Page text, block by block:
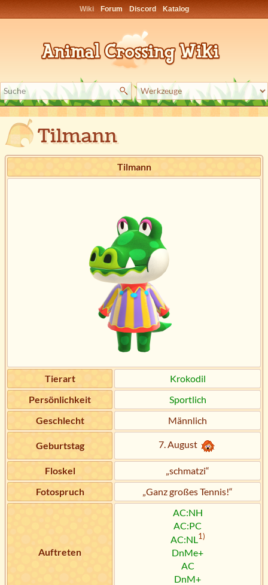
Wiki Forum Discord Katalog
Tilmann
Tilmann
Tierart
Krokodil
Persönlichkeit
Sportlich
Geschlecht
Männlich
Geburtstag 7. August
Floskel
„schmatzi“
Fotospruch
„Ganz großes Tennis!“
Auftreten
AC:NH
AC:PC
AC:NL 1)
DnMe+
AC
DnM+